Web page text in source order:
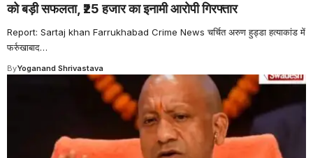
को बड़ी सफलता, ₹25 हजार का इनामी आरोपी गिरफ्तार
Report: Sartaj khan Farrukhabad Crime News चर्चित अरुण हुड्डा हत्याकांड में
फर्रुखाबाद…
ByYoganand Shrivastava